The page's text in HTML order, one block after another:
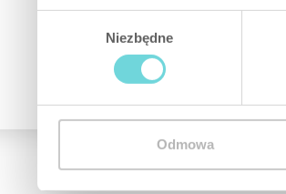
Niezbędne
Odmowa